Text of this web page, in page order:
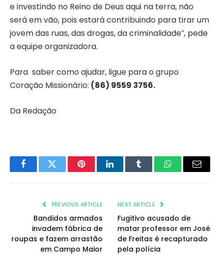
e investindo no Reino de Deus aqui na terra, não
será em vão, pois estará contribuindo para tirar um
jovem das ruas, das drogas, da criminalidade”, pede
a equipe organizadora.
Para saber como ajudar, ligue para o grupo
Coração Missionário: (86) 9559 3756.
Da Redação
FacebookTwitter PinterestLinkedInTumblr WhatsAppEmail
PREVIOUS ARTICLE
Bandidos armados
invadem fábrica de
roupas e fazem arrastão
em Campo Maior
NEXT ARTICLE
Fugitivo acusado de
matar professor em José
de Freitas é recapturado
pela polícia